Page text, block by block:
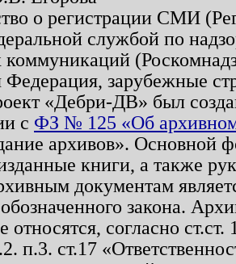
о регистрации СМИ
службой по
Федерация, зарубежные
«Дебри-ДВ» был
с ФЗ № 125 «Об
архивов». Основной
книги, а также
документам
закона.
относятся, согласно
п.3. ст.17